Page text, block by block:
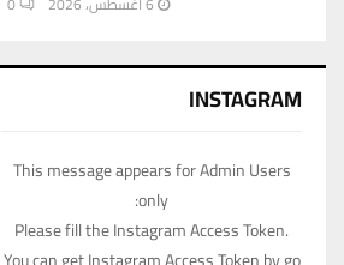
INSTAGRAM
This message appears for Admin Users
only:
Please fill the Instagram Access Token.